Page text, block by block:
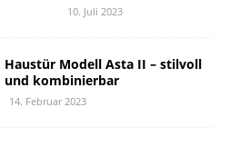
10. Juli 2023
Haustür Modell Asta II – stilvoll
und kombinierbar
14. Februar 2023